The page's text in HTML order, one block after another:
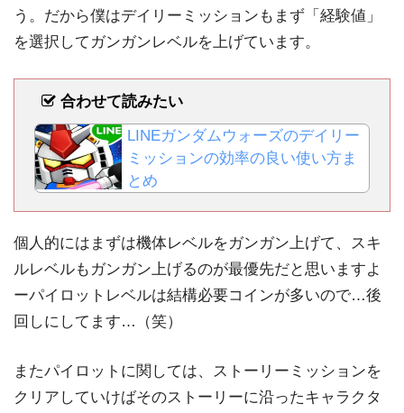
う。だから僕はデイリーミッションもまず「経験値」
を選択してガンガンレベルを上げています。
合わせて読みたい
LINEガンダムウォーズのデイリー
ミッションの効率の良い使い方ま
とめ
個人的にはまずは機体レベルをガンガン上げて、スキ
ルレベルもガンガン上げるのが最優先だと思いますよ
ーパイロットレベルは結構必要コインが多いので…後
回しにしてます…（笑）
またパイロットに関しては、ストーリーミッションを
クリアしていけばそのストーリーに沿ったキャラクタ